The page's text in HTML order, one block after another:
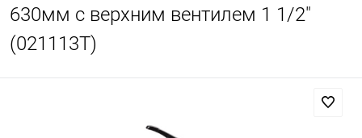
630мм с верхним вентилем 1 1/2"
(021113T)